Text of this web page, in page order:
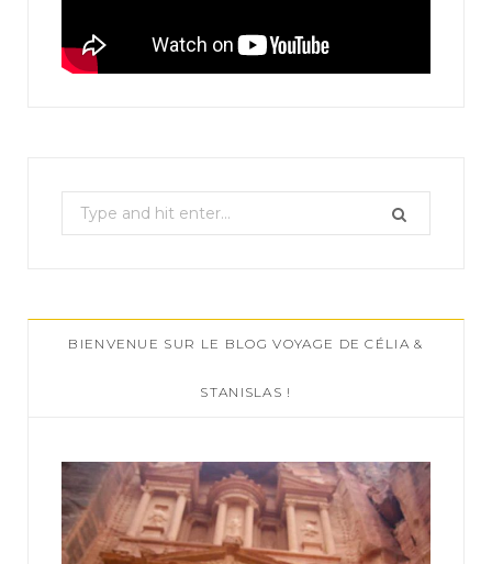
e
c
h
:
BIENVENUE SUR LE BLOG VOYAGE DE CÉLIA &
STANISLAS !